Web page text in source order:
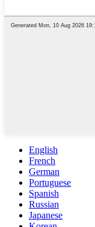
English
French
German
Portuguese
Spanish
Russian
Japanese